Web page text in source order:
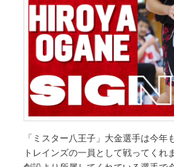
「ミスター八王子」大金選手は今年
トレインズの一員として戦ってくれま